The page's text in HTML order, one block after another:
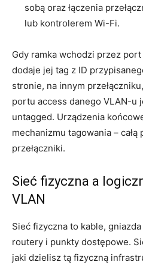
sobą oraz łączenia
lub kontrolerem Wi-Fi.
Gdy ramka wchodzi przez
dodaje jej tag z ID
stronie, na innym
portu access danego VLAN-u
untagged. Urządzenia
mechanizmu tagowania –
przełączniki.
Sieć fizyczna a
VLAN
Sieć fizyczna to kable,
routery i punkty dostępowe.
jaki dzielisz tą fizyczną